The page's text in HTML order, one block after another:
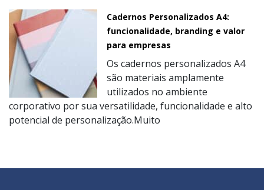
Cadernos Personalizados A4:
funcionalidade, branding e valor
para empresas
Os cadernos personalizados A4
são materiais amplamente
utilizados no ambiente
corporativo por sua versatilidade, funcionalidade e alto
potencial de personalização.Muito